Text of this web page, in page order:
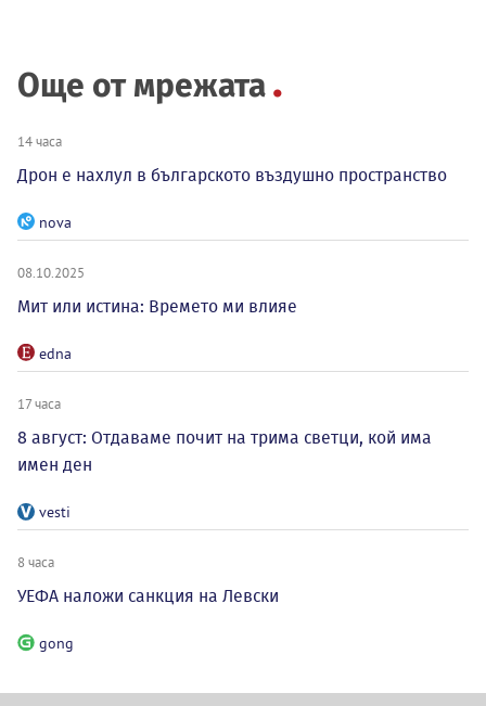
Още от мрежата
14 часа
Дрон е нахлул в българското въздушно пространство
nova
08.10.2025
Мит или истина: Времето ми влияе
edna
17 часа
8 август: Отдаваме почит на трима светци, кой има
имен ден
vesti
8 часа
УЕФА наложи санкция на Левски
gong